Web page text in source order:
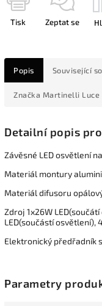
Tisk Zeptat se
Popis Související
Značka Martinelli Luce
Detailní popis
Závěsné LED osvětlení
Materiál montury
Materiál difusoru
Zdroj 1x26W
LED(součástí osvětlení),
Elektronický předřadník
Parametry